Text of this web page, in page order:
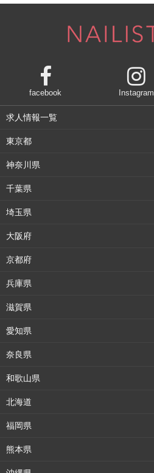
facebook Instagram
求人情報一覧
東京都
神奈川県
千葉県
埼玉県
大阪府
京都府
兵庫県
滋賀県
愛知県
奈良県
和歌山県
北海道
福岡県
熊本県